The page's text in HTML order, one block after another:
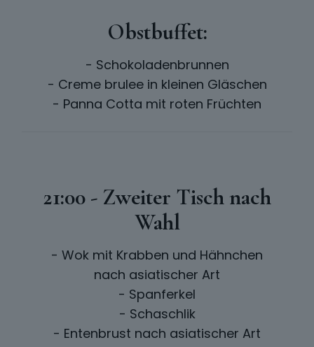
Obstbuffet:
- Schokoladenbrunnen
- Creme brulee in kleinen Gläschen
- Panna Cotta mit roten Früchten
21:00 - Zweiter Tisch nach
Wahl
- Wok mit Krabben und Hähnchen
nach asiatischer Art
- Spanferkel
- Schaschlik
- Entenbrust nach asiatischer Art